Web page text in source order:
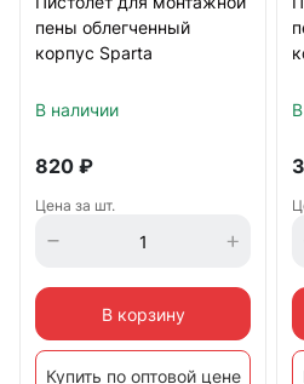
пены облегченный
корпус Sparta
В наличии
820 ₽
Цена за шт.
В корзину
Купить по оптовой цене